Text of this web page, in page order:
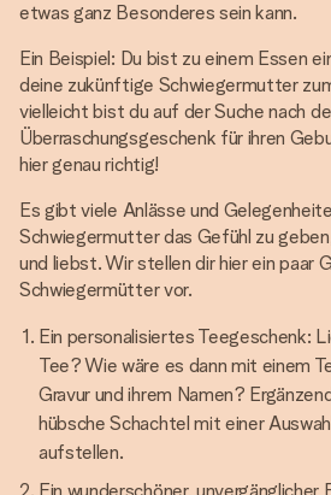
etwas ganz Besonderes sein kann.
Ein Beispiel: Du bist zu einem Essen
deine zukünftige Schwiegermutter
vielleicht bist du auf der Suche nach
Überraschungsgeschenk für ihren
hier genau richtig!
Es gibt viele Anlässe und
Schwiegermutter das Gefühl zu
und liebst. Wir stellen dir hier ein paar
Schwiegermütter vor.
Ein personalisiertes Teegeschenk:
Tee? Wie wäre es dann mit einem
Gravur und ihrem Namen?
hübsche Schachtel mit einer
aufstellen.